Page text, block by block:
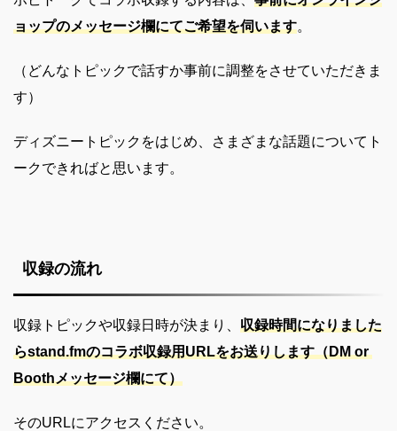
ョップのメッセージ欄にてご希望を伺います。
（どんなトピックで話すか事前に調整をさせていただきま
す）
ディズニートピックをはじめ、さまざまな話題についてト
ークできればと思います。
収録の流れ
収録トピックや収録日時が決まり、 収録時間になりました
らstand.fmのコラボ収録用URLをお送りします（DM or
Boothメッセージ欄にて）
そのURLにアクセスください。